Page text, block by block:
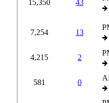
43
15,350
13
7,254
2
4,215
0
581